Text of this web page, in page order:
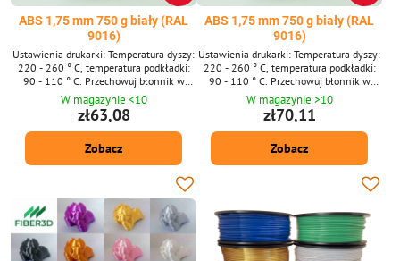
ABS 1,75 mm 750 g biały (RAL
9016)
Ustawienia drukarki: Temperatura dyszy:
220 - 260 ° C, temperatura podkładki:
90 - 110 ° C. Przechowuj błonnik w
torbie, suchy i ciemny.
W magazynie <10
zł63,08
Zobacz
ABS 1,75 mm 750 g biały (RAL
9016)
Ustawienia drukarki: Temperatura dyszy:
220 - 260 ° C, temperatura podkładki:
90 - 110 ° C. Przechowuj błonnik w
torbie, suchy i ciemny.
W magazynie >10
zł70,11
Zobacz